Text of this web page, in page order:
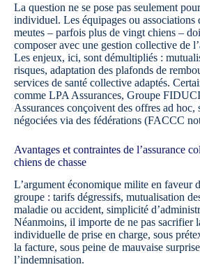
La question ne se pose pas seulement
individuel. Les équipages ou associations
meutes – parfois plus de vingt chiens –
composer avec une gestion collective de
Les enjeux, ici, sont démultipliés :
risques, adaptation des plafonds de
services de santé collective adaptés.
comme LPA Assurances, Groupe
Assurances conçoivent des offres ad hoc,
négociées via des fédérations (FACCC
Avantages et contraintes de l’assurance
chiens de chasse
L’argument économique milite en faveur
groupe : tarifs dégressifs, mutualisation
maladie ou accident, simplicité
Néanmoins, il importe de ne pas sacrifier
individuelle de prise en charge, sous
la facture, sous peine de mauvaise
l’indemnisation.